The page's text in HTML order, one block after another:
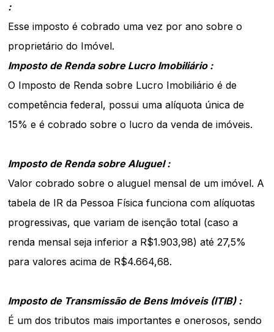
:
Esse imposto é cobrado uma vez por ano sobre o
proprietário do Imóvel.
Imposto de Renda sobre Lucro Imobiliário :
O Imposto de Renda sobre Lucro Imobiliário é de
competência federal, possui uma alíquota única de
15% e é cobrado sobre o lucro da venda de imóveis.
Imposto de Renda sobre Aluguel :
Valor cobrado sobre o aluguel mensal de um imóvel. A
tabela de IR da Pessoa Física funciona com alíquotas
progressivas, que variam de isenção total (caso a
renda mensal seja inferior a R$1.903,98) até 27,5%
para valores acima de R$4.664,68.
Imposto de Transmissão de Bens Imóveis (ITIB) :
É um dos tributos mais importantes e onerosos, sendo